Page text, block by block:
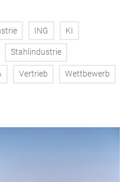
ING KI
Stahlindustrie
Vertrieb Wettbewerb